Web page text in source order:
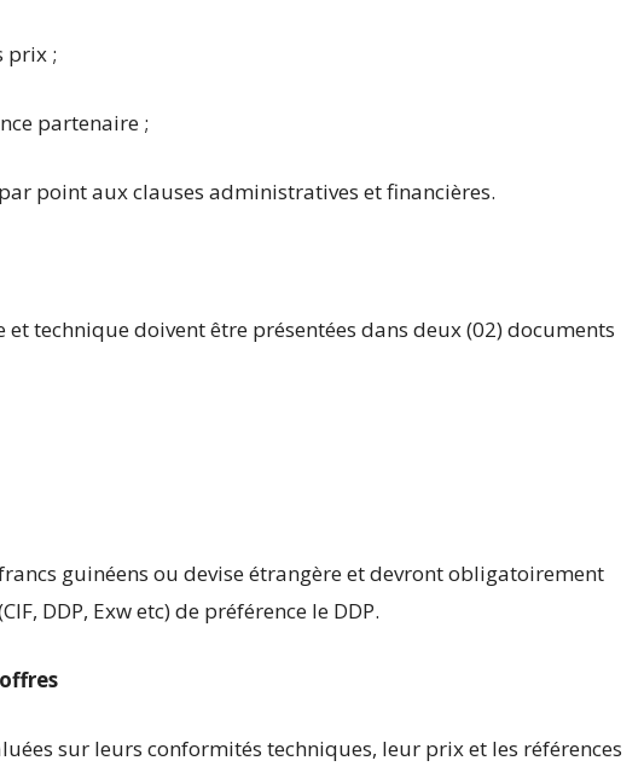
prix ;
partenaire ;
point aux clauses administratives et financières.
et technique doivent être présentées dans deux (02) documents
guinéens ou devise étrangère et devront obligatoirement
DDP, Exw etc) de préférence le DDP.
sur leurs conformités techniques, leur prix et les références